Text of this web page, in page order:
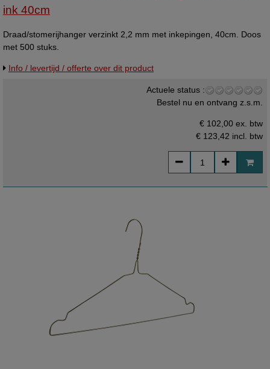
ink 40cm
Draad/stomerijhanger verzinkt 2,2 mm met inkepingen, 40cm. Doos
met 500 stuks.
Info / levertijd / offerte over dit product
Actuele status :
Bestel nu en ontvang z.s.m.
€ 102,00 ex. btw
€ 123,42 incl. btw